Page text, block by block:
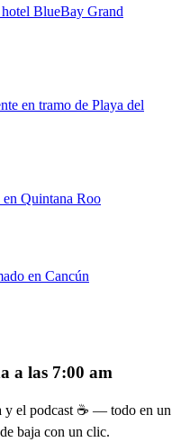
hotel BlueBay Grand
en tramo de Playa del
en Quintana Roo
en Cancún
a las 7:00 am
y el podcast ☕ — todo en un
baja con un clic.